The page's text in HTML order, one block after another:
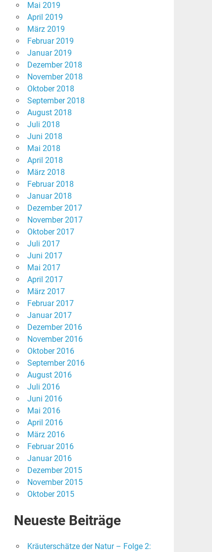
Mai 2019
April 2019
März 2019
Februar 2019
Januar 2019
Dezember 2018
November 2018
Oktober 2018
September 2018
August 2018
Juli 2018
Juni 2018
Mai 2018
April 2018
März 2018
Februar 2018
Januar 2018
Dezember 2017
November 2017
Oktober 2017
Juli 2017
Juni 2017
Mai 2017
April 2017
März 2017
Februar 2017
Januar 2017
Dezember 2016
November 2016
Oktober 2016
September 2016
August 2016
Juli 2016
Juni 2016
Mai 2016
April 2016
März 2016
Februar 2016
Januar 2016
Dezember 2015
November 2015
Oktober 2015
Neueste Beiträge
Kräuterschätze der Natur – Folge 2: